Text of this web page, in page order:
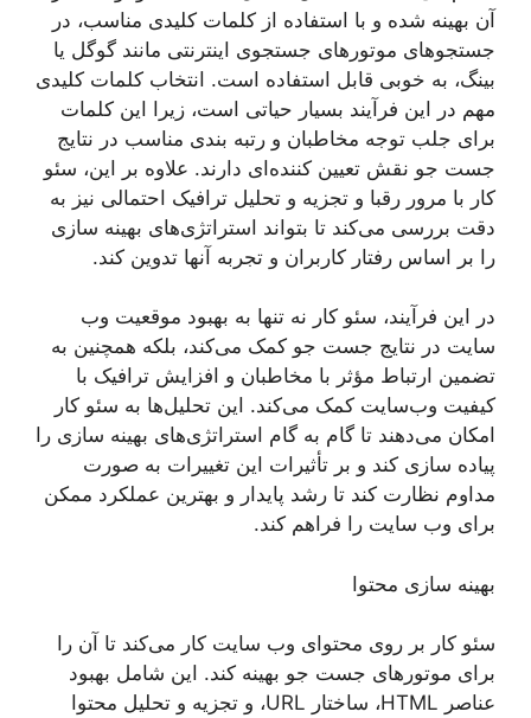
آن بهینه شده و با استفاده از کلمات کلیدی مناسب، در
جستجوهای موتورهای جستجوی اینترنتی مانند گوگل یا
بینگ، به خوبی قابل استفاده است. انتخاب کلمات کلیدی
مهم در این فرآیند بسیار حیاتی است، زیرا این کلمات
برای جلب توجه مخاطبان و رتبه بندی مناسب در نتایج
جست جو نقش تعیین کننده‌ای دارند. علاوه بر این، سئو
کار با مرور رقبا و تجزیه و تحلیل ترافیک احتمالی نیز به
دقت بررسی می‌کند تا بتواند استراتژی‌های بهینه سازی
را بر اساس رفتار کاربران و تجربه آنها تدوین کند.
در این فرآیند، سئو کار نه تنها به بهبود موقعیت وب
سایت در نتایج جست جو کمک می‌کند، بلکه همچنین به
تضمین ارتباط مؤثر با مخاطبان و افزایش ترافیک با
کیفیت وب‌سایت کمک می‌کند. این تحلیل‌ها به سئو کار
امکان می‌دهند تا گام به گام استراتژی‌های بهینه سازی را
پیاده سازی کند و بر تأثیرات این تغییرات به صورت
مداوم نظارت کند تا رشد پایدار و بهترین عملکرد ممکن
برای وب سایت را فراهم کند.
بهینه سازی محتوا
سئو کار بر روی محتوای وب سایت کار می‌کند تا آن را
برای موتورهای جست جو بهینه کند. این شامل بهبود
عناصر HTML، ساختار URL، و تجزیه و تحلیل محتوا